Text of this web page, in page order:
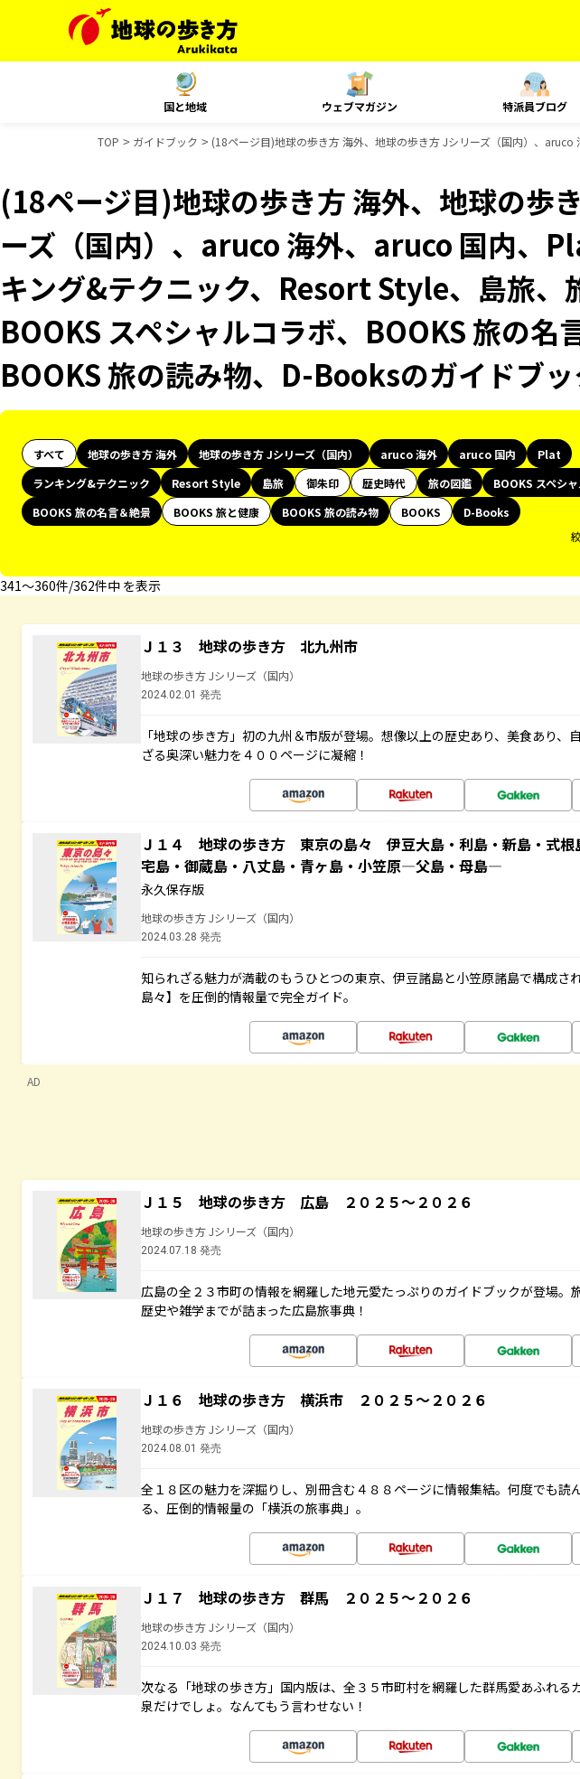
国と地域 ウェブマガジン 特派員ブログ
TOP ガイドブック (18ページ目)地球の歩き方 海外、地球の歩き方 Jシリーズ（国内）、
(18ページ目)地球の歩き方 海外、地球の歩
ーズ（国内）、aruco 海外、aruco 国内、
キング&テクニック、Resort Style、島旅、
BOOKS スペシャルコラボ、BOOKS 旅の名
BOOKS 旅の読み物、D-Booksのガイドブ
すべて 地球の歩き方 海外 地球の歩き方 Jシリーズ（国内） aruco 海外 aruco 国内
Plat
ランキング&テクニック
Resort Style 島旅 御朱印 歴史時代 旅の図鑑
BOOKS スペシ
BOOKS 旅の名言＆絶景
BOOKS 旅と健康 BOOKS 旅の読み物 BOOKS
D-Books
341〜360件/362件中 を表示
Ｊ１３ 地球の歩き方 北九州市
地球の歩き方 Jシリーズ（国内）
2024.02.01 発売
「地球の歩き方」初の九州＆市版が登場。想像以上の歴史あり、美食あり、
ざる奥深い魅力を４００ページに凝縮！
Ｊ１４ 地球の歩き方 東京の島々 伊豆大島・利島・新島・式根
宅島・御蔵島・八丈島・青ヶ島・小笠原―父島・母島―
永久保存版
地球の歩き方 Jシリーズ（国内）
2024.03.28 発売
知られざる魅力が満載のもうひとつの東京、伊豆諸島と小笠原諸島で構成さ
島々】を圧倒的情報量で完全ガイド。
AD
Ｊ１５ 地球の歩き方 広島 ２０２５～２０２６
地球の歩き方 Jシリーズ（国内）
2024.07.18 発売
広島の全２３市町の情報を網羅した地元愛たっぷりのガイドブックが登場。
歴史や雑学までが詰まった広島旅事典！
Ｊ１６ 地球の歩き方 横浜市 ２０２５～２０２６
地球の歩き方 Jシリーズ（国内）
2024.08.01 発売
全１８区の魅力を深掘りし、別冊含む４８８ページに情報集結。何度でも読
る、圧倒的情報量の「横浜の旅事典」。
Ｊ１７ 地球の歩き方 群馬 ２０２５～２０２６
地球の歩き方 Jシリーズ（国内）
2024.10.03 発売
次なる「地球の歩き方」国内版は、全３５市町村を網羅した群馬愛あふれる
泉だけでしょ。なんてもう言わせない！